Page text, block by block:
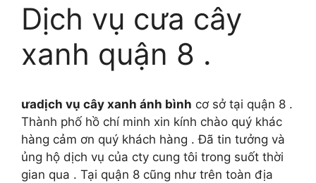
Dịch vụ cưa cây
xanh quận 8 .
ưadịch vụ cây xanh ánh bình cơ sở tại quận 8 .
Thành phố hồ chí minh xin kính chào quý khác
hàng cảm ơn quý khách hàng . Đã tin tưởng và
ủng hộ dịch vụ của cty cung tôi trong suốt thời
gian qua . Tại quận 8 cũng như trên toàn địa